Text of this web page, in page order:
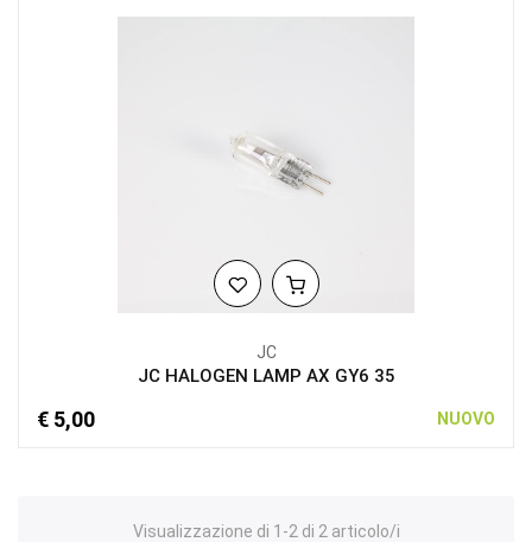
JC
JC HALOGEN LAMP AX GY6 35
€ 5,00 NUOVO
Visualizzazione di 1-2 di 2 articolo/i